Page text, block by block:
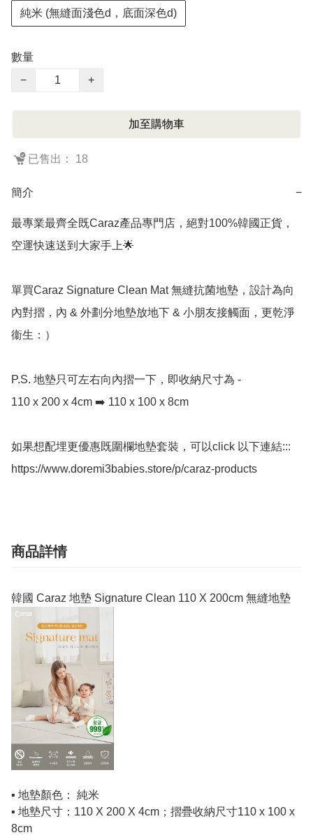
純米 (無縫面淺色d，底面深色d)
數量
−
+
加至購物車
已售出： 18
簡介 −
最專業最齊全既Caraz產品專門店，絕對100%韓國正貨，
空運快速送到大家手上🌟
單買Caraz Signature Clean Mat 無縫抗菌地墊，設計為向
內對摺，內 & 外劃分地墊放地下 & 小朋友接觸面，更乾淨
衞生：）
P.S. 地墊只可左右向內摺一下，即收納尺寸為 -
110 x 200 x 4cm ➡️ 110 x 100 x 8cm
如果想配埋更優惠既圍欄地墊套裝，可以click 以下連結:::
https://www.doremi3babies.store/p/caraz-products
商品詳情
韓國 Caraz 地墊 Signature Clean 110 X 200cm 無縫地墊
▪️ 地墊顏色： 純米
▪️ 地墊尺寸：110 X 200 X 4cm；摺疊收納尺寸110 x 100 x
8cm